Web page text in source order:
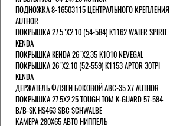
ПОДНОЖКА 8-16503115 ЦЕНТРАЛЬНОГО КРЕПЛЕНИЯ
AUTHOR
ПОКРЫШКА 27.5"Х2.10 (54-584) K1162 WATER SPIRIT.
KENDA
ПОКРЫШКА KENDA 26"Х2,35 K1010 NEVEGAL
ПОКРЫШКА 26"Х2.10 (52-559) K1153 APTOR 30TPI
KENDA
ДЕРЖАТЕЛЬ ФЛЯГИ БОКОВОЙ ABC-35 X7 AUTHOR
ПОКРЫШКА 27.5X2.25 TOUGH TOM K-GUARD 57-584
B/B-SK HS463 SBC SCHWALBE
КАМЕРА 280Х65 АВТО НИППЕЛЬ